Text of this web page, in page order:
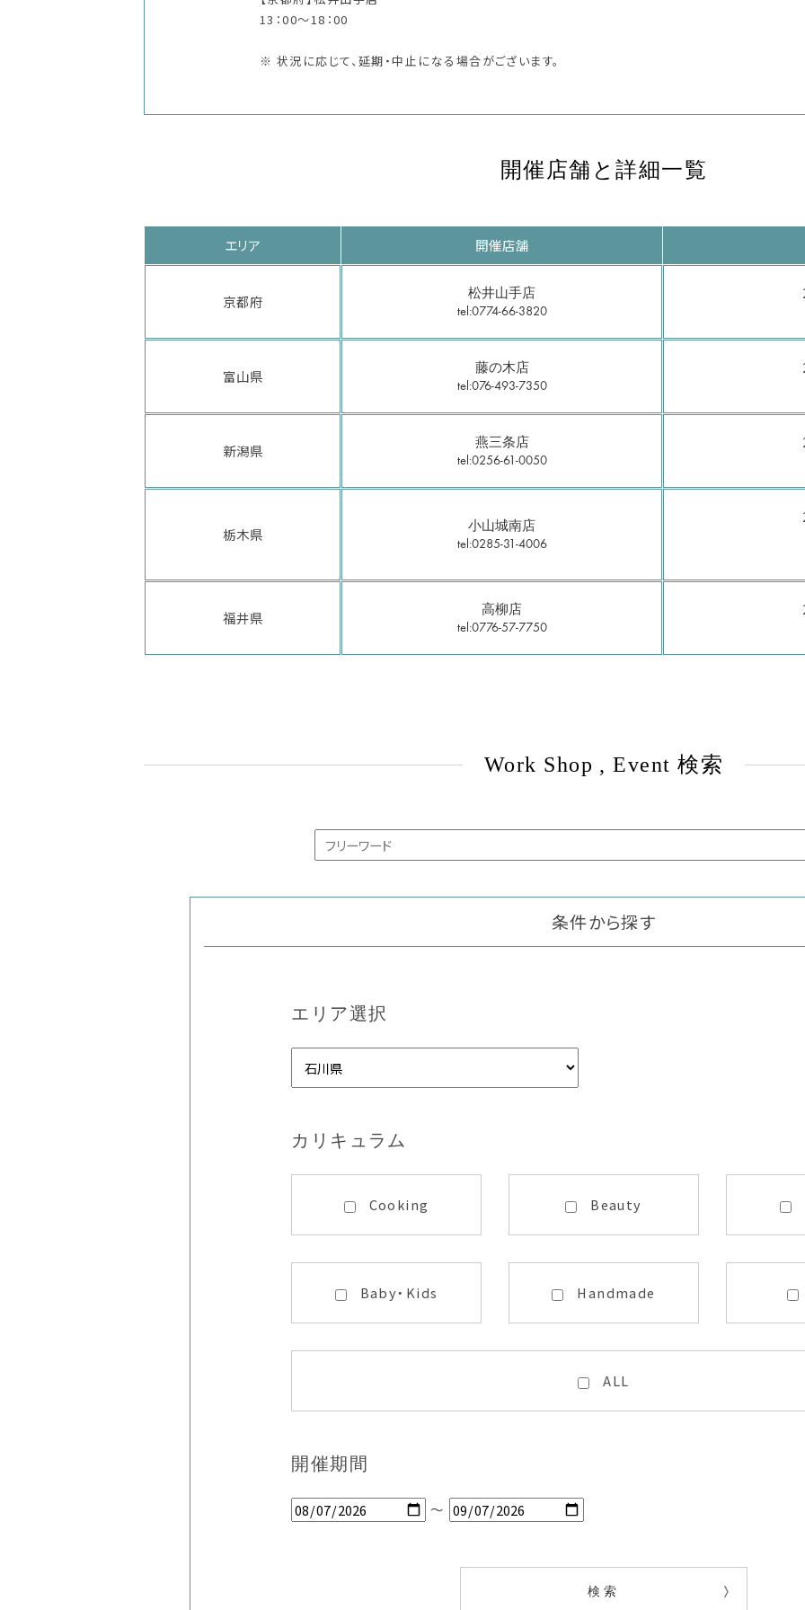
13：00～18：00
※ 状況に応じて、延期・中止になる場合がございます。
開催店舗と詳細一覧
エリア 開催店舗
京都府
松井山手店
tel:0774-66-3820
富山県
藤の木店
tel:076-493-7350
新潟県
燕三条店
tel:0256-61-0050
栃木県
小山城南店
tel:0285-31-4006
福井県
高柳店
tel:0776-57-7750
Work Shop , Event 検索
条件から探す
エリア選択
カリキュラム
Cooking Beauty
Baby・Kids Handmade
ALL
開催期間
～